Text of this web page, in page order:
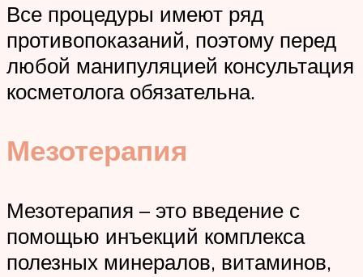
Все процедуры имеют ряд
противопоказаний, поэтому перед
любой манипуляцией консультация
косметолога обязательна.
Мезотерапия
Мезотерапия – это введение с
помощью инъекций комплекса
полезных минералов, витаминов,